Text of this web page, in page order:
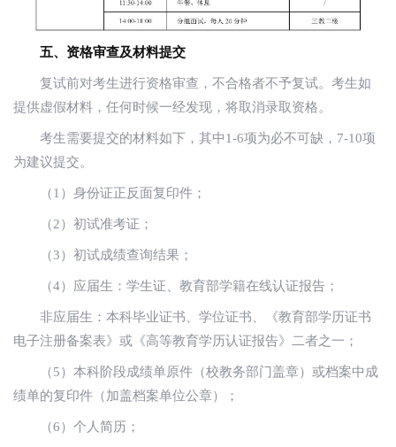
五、资格审查及材料提交
复试前对考生进行资格审查，不合格者不予复试。考生如
提供虚假材料，任何时候一经发现，将取消录取资格。
考生需要提交的材料如下，其中1-6项为必不可缺，7-10项
为建议提交。
（1）身份证正反面复印件；
（2）初试准考证；
（3）初试成绩查询结果；
（4）应届生：学生证、教育部学籍在线认证报告；
非应届生：本科毕业证书、学位证书、《教育部学历证书
电子注册备案表》或《高等教育学历认证报告》二者之一；
（5）本科阶段成绩单原件（校教务部门盖章）或档案中成
绩单的复印件（加盖档案单位公章）；
（6）个人简历；